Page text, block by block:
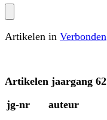
Artikelen in Verbonden
Artikelen jaargang 62
jg‑nr
auteur